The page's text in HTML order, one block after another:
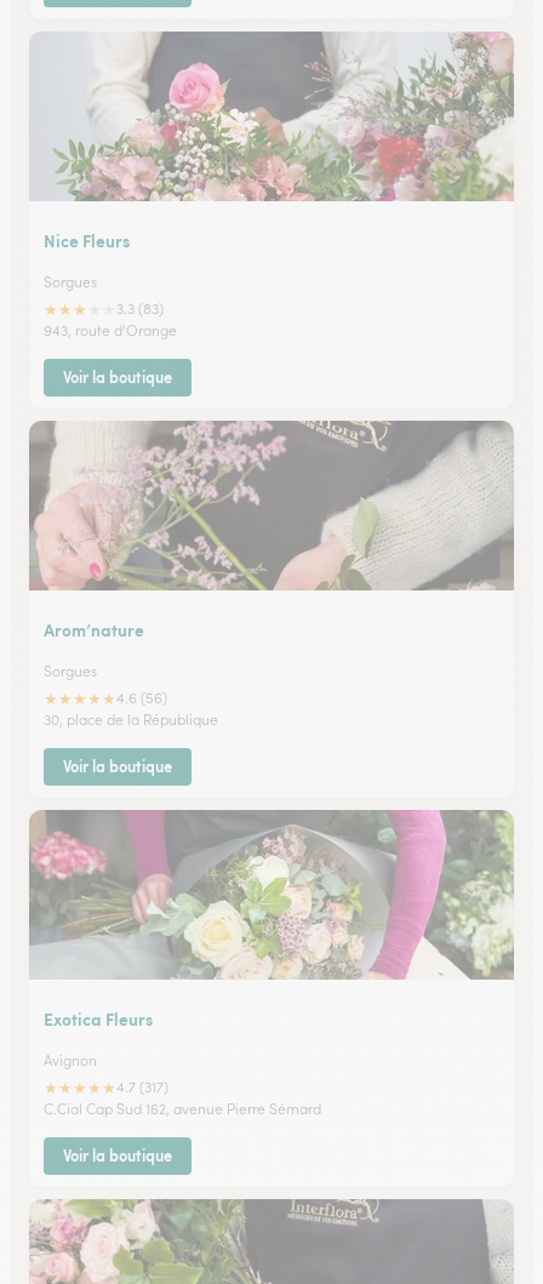
Nice Fleurs
Sorgues
★★★
3.3 (83)
943, route d'Orange
Voir la boutique
Arom’nature
Sorgues
★★★★★4.6 (56)
30, place de la République
Voir la boutique
Exotica Fleurs
Avignon
★★★★★4.7 (317)
C.Cial Cap Sud 162, avenue Pierre Sémard
Voir la boutique